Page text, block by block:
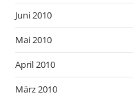
Juni 2010
Mai 2010
April 2010
März 2010